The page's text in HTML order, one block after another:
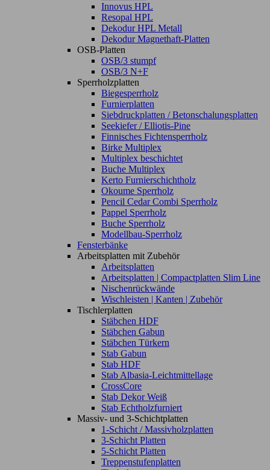
Innovus HPL
Resopal HPL
Dekodur HPL Metall
Dekodur Magnethaft-Platten
OSB-Platten
OSB/3 stumpf
OSB/3 N+F
Sperrholzplatten
Biegesperrholz
Furnierplatten
Siebdruckplatten / Betonschalungsplatten
Seekiefer / Elliotis-Pine
Finnisches Fichtensperrholz
Birke Multiplex
Multiplex beschichtet
Buche Multiplex
Kerto Furnierschichtholz
Okoume Sperrholz
Pencil Cedar Combi Sperrholz
Pappel Sperrholz
Buche Sperrholz
Modellbau-Sperrholz
Fensterbänke
Arbeitsplatten mit Zubehör
Arbeitsplatten
Arbeitsplatten | Compactplatten Slim Line
Nischenrückwände
Wischleisten | Kanten | Zubehör
Tischlerplatten
Stäbchen HDF
Stäbchen Gabun
Stäbchen Türkern
Stab Gabun
Stab HDF
Stab Albasia-Leichtmittellage
CrossCore
Stab Dekor Weiß
Stab Echtholzfurniert
Massiv- und 3-Schichtplatten
1-Schicht / Massivholzplatten
3-Schicht Platten
5-Schicht Platten
Treppenstufenplatten